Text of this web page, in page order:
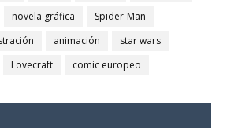
novela gráfica
Spider-Man
animación
star wars
Lovecraft comic europeo